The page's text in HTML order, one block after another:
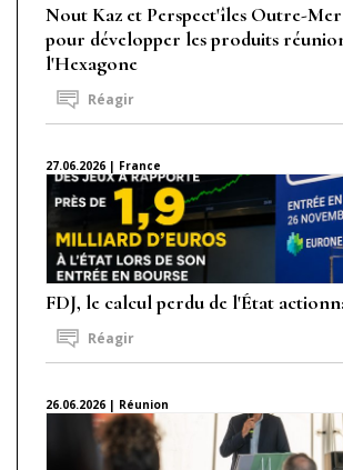
Nout Kaz et Perspect'îles Outre-Mer
pour développer les produits
l'Hexagone
Réagir
27.06.2026 | France
FDJ, le calcul perdu de l'État
Réagir
26.06.2026 | Réunion